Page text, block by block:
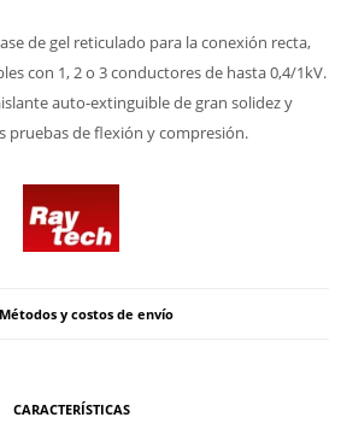
de gel reticulado para la conexión recta,
con 1, 2 o 3 conductores de hasta 0,4/1kV.
auto-extinguible de gran solidez y
pruebas de flexión y compresión.
Métodos y costos de envío
CARACTERÍSTICAS